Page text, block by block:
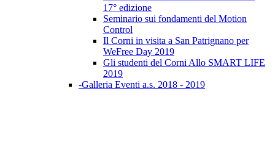
17° edizione
Seminario sui fondamenti del Motion
Control
Il Corni in visita a San Patrignano per
WeFree Day 2019
Gli studenti del Corni Allo SMART LIFE
2019
-Galleria Eventi a.s. 2018 - 2019